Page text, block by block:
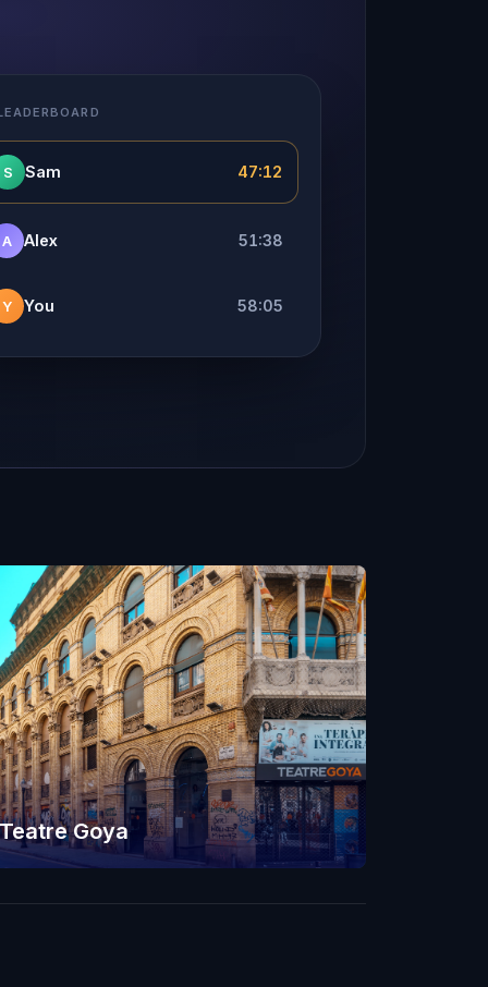
S Sam 47:12
A Alex 51:38
Y You 58:05
Goya